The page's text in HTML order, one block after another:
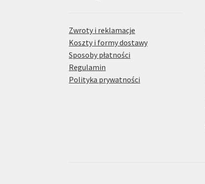
Zwroty i reklamacje
Koszty i formy dostawy
Sposoby płatności
Regulamin
Polityka prywatności